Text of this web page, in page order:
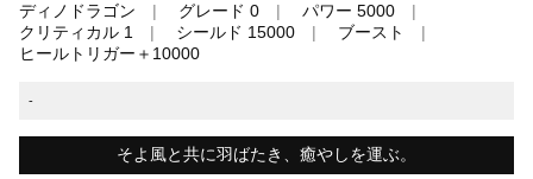
ディノドラゴン
グレード 0
パワー 5000
クリティカル 1
シールド 15000
ブースト
ヒールトリガー＋10000
-
そよ風と共に羽ばたき、癒やしを運ぶ。